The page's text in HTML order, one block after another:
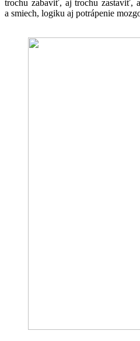
trochu zabaviť, aj trochu zastaviť,
a smiech, logiku aj potrápenie